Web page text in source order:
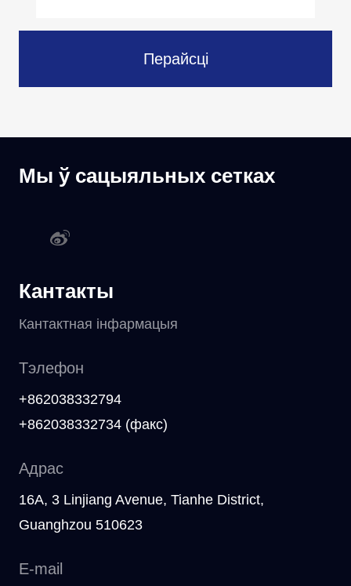
Перайсці
Мы ў сацыяльных сетках
Кантакты
Кантактная інфармацыя
Тэлефон
+862038332794
+862038332734 (факс)
Адрас
16A, 3 Linjiang Avenue, Tianhe District,
Guanghzou 510623
E-mail